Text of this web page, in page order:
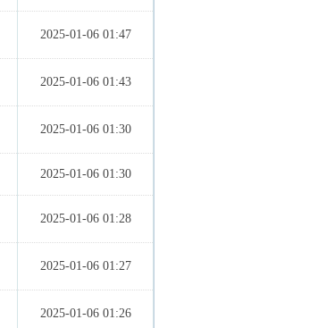
2025-01-06 01:47
2025-01-06 01:43
2025-01-06 01:30
2025-01-06 01:30
2025-01-06 01:28
2025-01-06 01:27
2025-01-06 01:26